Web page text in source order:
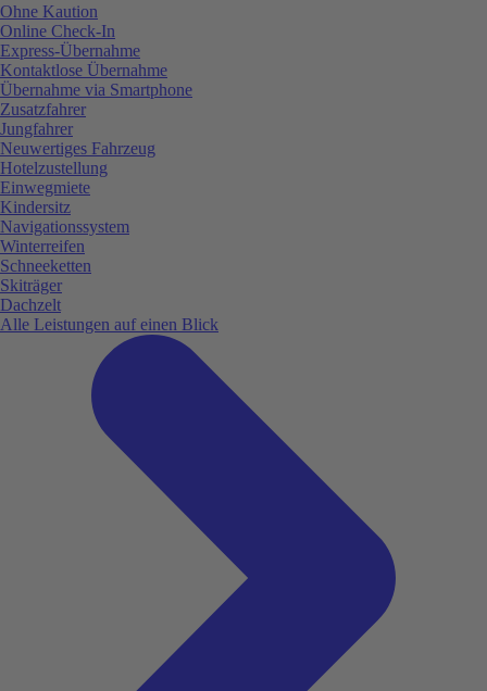
Ohne Kaution
Online Check-In
Express-Übernahme
Kontaktlose Übernahme
Übernahme via Smartphone
Zusatzfahrer
Jungfahrer
Neuwertiges Fahrzeug
Hotelzustellung
Einwegmiete
Kindersitz
Navigationssystem
Winterreifen
Schneeketten
Skiträger
Dachzelt
Alle Leistungen auf einen Blick